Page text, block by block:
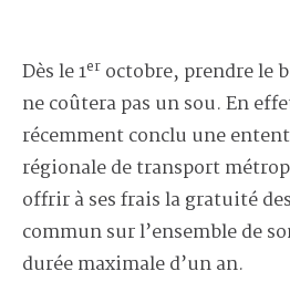
Dès le 1er octobre, prendre le
ne coûtera pas un sou. En
récemment conclu une
régionale de transport
offrir à ses frais la gratuité
commun sur l’ensemble de
durée maximale d’un an.